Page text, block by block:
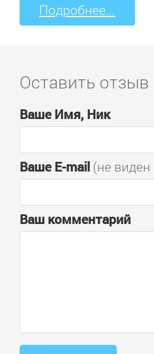
Подробнее...
Оставить отзыв
Ваше Имя, Ник
Ваше E-mail(не виден
Ваш комментарий